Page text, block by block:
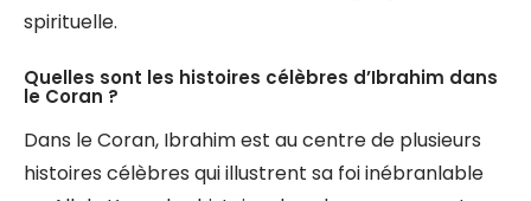
spirituelle.
Quelles sont les histoires célèbres d’Ibrahim dans
le Coran ?
Dans le Coran, Ibrahim est au centre de plusieurs
histoires célèbres qui illustrent sa foi inébranlable